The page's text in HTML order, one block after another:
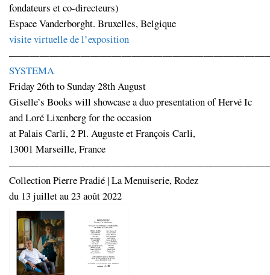
fondateurs et co-directeurs)
Espace Vanderborght. Bruxelles, Belgique
visite virtuelle de l’exposition
SYSTEMA
Friday 26th to Sunday 28th August
Giselle’s Books will showcase a duo presentation of Hervé Ic
and Loré Lixenberg for the occasion
at Palais Carli, 2 Pl. Auguste et François Carli,
13001 Marseille, France
Collection Pierre Pradié | La Menuiserie, Rodez
du 13 juillet au 23 août 2022